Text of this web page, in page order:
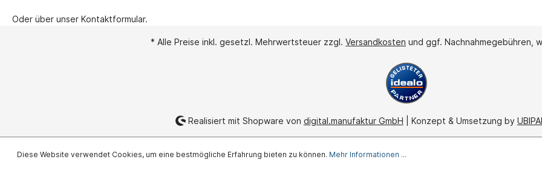
Oder über unser Kontaktformular.
* Alle Preise inkl. gesetzl. Mehrwertsteuer zzgl. Versandkosten und ggf. Nachnahmegebühren,
Realisiert mit Shopware von digital.manufaktur GmbH | Konzept & Umsetzung by
Diese Website verwendet Cookies, um eine bestmögliche Erfahrung bieten zu können. Mehr Informationen ...